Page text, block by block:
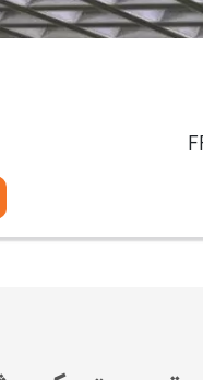
کنیم باید بگوییم: